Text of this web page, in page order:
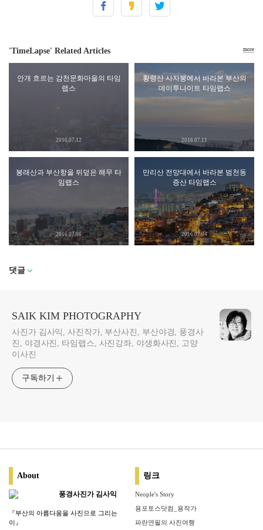
'TimeLapse' Related Articles
안개 흐르는 감천문화마을의 타임
랩스
2016.07.12
황령산 사자봉에서 바라본 부산의
데이투나이트 타임랩스
2016.07.11
봉래산과 부산항을 뒤덮은 해무 타
임랩스
2016.07.06
만리산 전망대에서 바라본 범천동
증산 타임랩스
2016.07.04
more
댓글
SAIK KIM PHOTOGRAPHY
사진가 김사익, 사진작가, 부산사진, 부산야경, 풍경사
진, 야경사진, 타임랩스, 사진강좌, 야생화사진, 고양
이사진
구독하기
About
풍경사진가 김사익
『부산의 아름다움을 사진으로 그리는
이』
링크
Neople's Story
용포토스닷컴_용작가
파란연필의 사진여행